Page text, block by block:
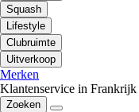
Squash
Lifestyle
Clubruimte
Uitverkoop
Merken
Klantenservice in Frankrijk
Zoeken